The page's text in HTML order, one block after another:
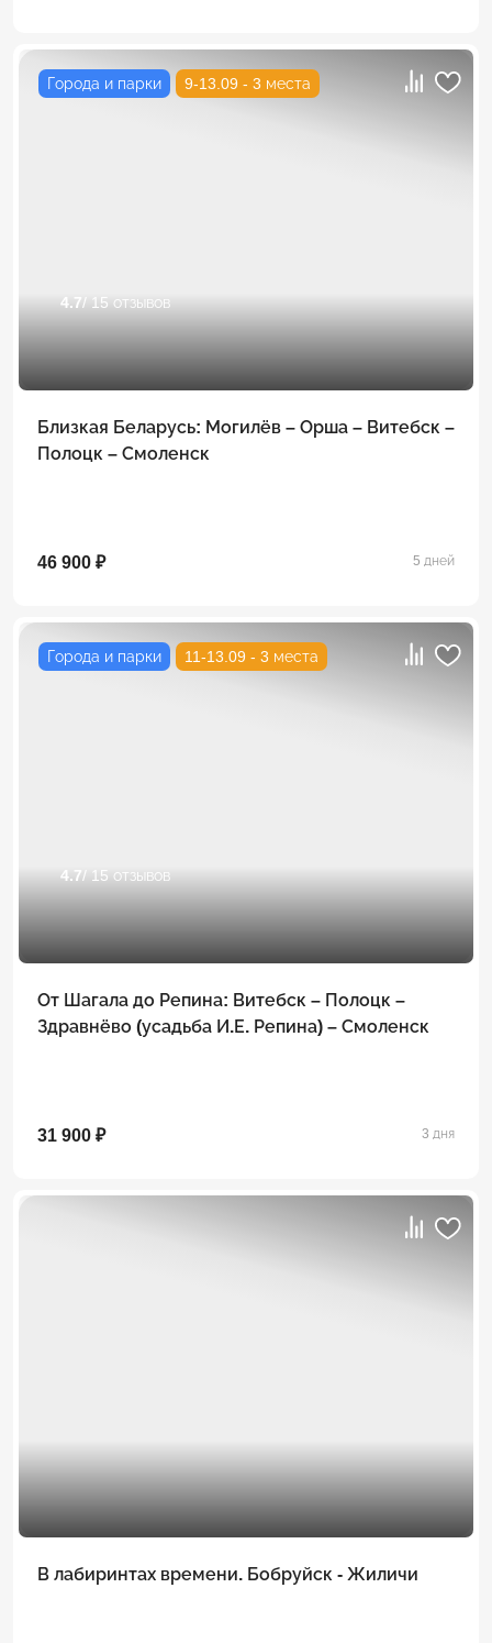
Города и парки 9-13.09 - 3 места
4.7/ 15 отзывов
Близкая Беларусь: Могилёв – Орша – Витебск –
Полоцк – Смоленск
46 900 ₽ 5 дней
Города и парки 11-13.09 - 3 места
4.7/ 15 отзывов
От Шагала до Репина: Витебск – Полоцк –
Здравнёво (усадьба И.Е. Репина) – Смоленск
31 900 ₽ 3 дня
В лабиринтах времени. Бобруйск - Жиличи